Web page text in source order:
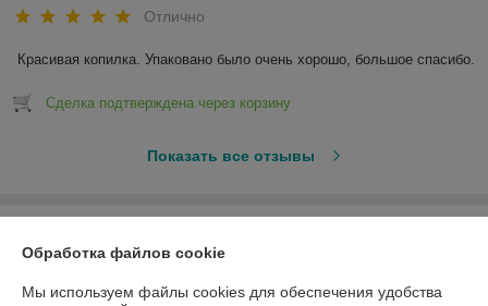
Отлично
Красивая копилка. Упаковано было очень хорошо, большое спасибо.
Сделка подтверждена через корзину
Показать все отзывы
Обработка файлов cookie
Мы используем файлы cookies для обеспечения удобства